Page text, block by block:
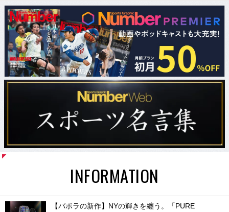
INFORMATION
【バボラの新作】NYの輝きを纏う。「PURE